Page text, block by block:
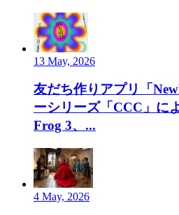
13 May, 2026
友だち作りアプリ「
ーシリーズ「CCC」に
Frog 3、...
4 May, 2026